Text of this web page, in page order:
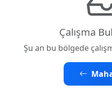
Çalışma
Şu an bu bölgede